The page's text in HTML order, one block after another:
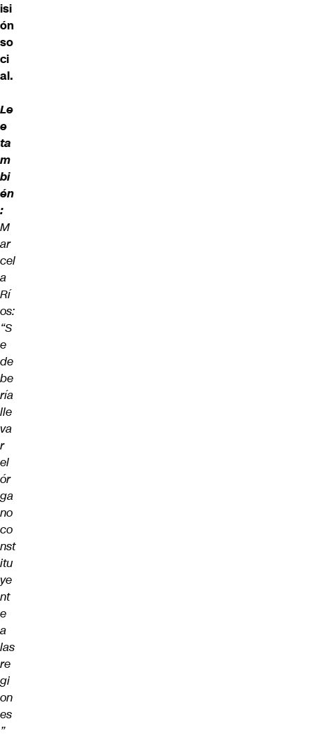
isi
ón
so
ci
al.
Le
e
ta
m
bi
én
:
M
ar
cel
a
Rí
os:
“S
e
de
be
ría
lle
va
r
el
ór
ga
no
co
nst
itu
ye
nt
e
a
las
re
gi
on
es
”